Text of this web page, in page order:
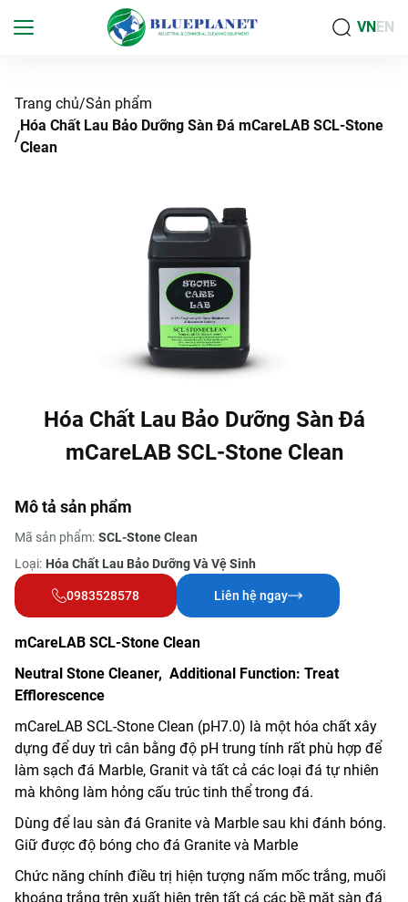
VNEN
Trang chủ Sản phẩm
Hóa Chất Lau Bảo Dưỡng Sàn Đá mCareLAB SCL-Stone
Clean
Hóa Chất Lau Bảo Dưỡng Sàn Đá
mCareLAB SCL-Stone Clean
Mô tả sản phẩm
Mã sản phẩm: SCL-Stone Clean
Loại: Hóa Chất Lau Bảo Dưỡng Và Vệ Sinh
0983528578 Liên hệ ngay
mCareLAB SCL-Stone Clean
Neutral Stone Cleaner, Additional Function: Treat
Efflorescence
mCareLAB SCL-Stone Clean (pH7.0) là một hóa chất xây
dựng để duy trì cân bằng độ pH trung tính rất phù hợp để
làm sạch đá Marble, Granit và tất cả các loại đá tự nhiên
mà không làm hỏng cấu trúc tinh thể trong đá.
Dùng để lau sàn đá Granite và Marble sau khi đánh bóng.
Giữ được độ bóng cho đá Granite và Marble
Chức năng chính điều trị hiện tượng nấm mốc trắng, muối
khoáng trắng trên xuất hiện trên tất cá các bề mặt sàn đá